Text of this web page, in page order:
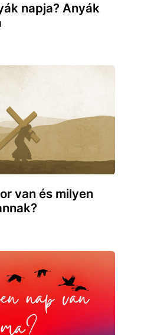
napja? Anyák
van és milyen